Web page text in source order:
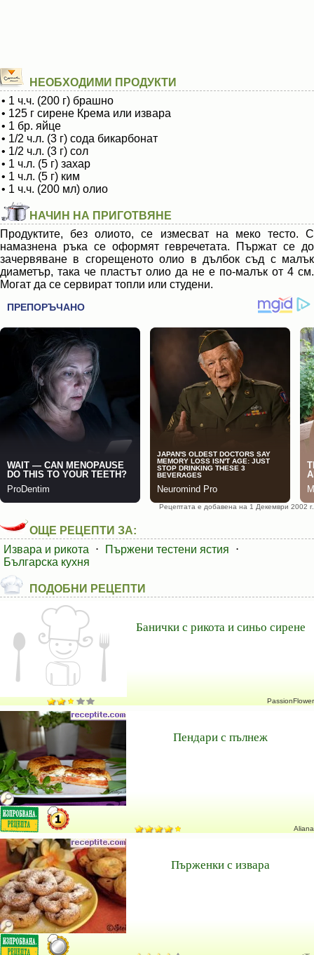
НЕОБХОДИМИ ПРОДУКТИ
• 1 ч.ч. (200 г) брашно
• 125 г сирене Крема или извара
• 1 бр. яйце
• 1/2 ч.л. (3 г) сода бикарбонат
• 1/2 ч.л. (3 г) сол
• 1 ч.л. (5 г) захар
• 1 ч.л. (5 г) ким
• 1 ч.ч. (200 мл) олио
НАЧИН НА ПРИГОТВЯНЕ
Продуктите, без олиото, се измесват на меко тесто. С
намазнена ръка се оформят гевречетата. Пържат се до
зачервяване в сгорещеното олио в дълбок съд с малък
диаметър, така че пластът олио да не е по-малък от 4 см.
Могат да се сервират топли или студени.
Рецептата е добавена на 1 Декември 2002 г.
ОЩЕ РЕЦЕПТИ ЗА:
Извара и рикота
⋅ Пържени тестени ястия
⋅
Българска кухня
ПОДОБНИ РЕЦЕПТИ
Банички с рикота и синьо сирене
PassionFlower
Пендари с пълнеж
Aliana
Пърженки с извара